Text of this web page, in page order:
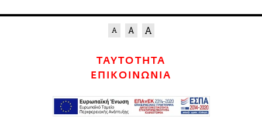
ΤΑΥΤΟΤΗΤΑ
ΕΠΙΚΟΙΝΩΝΙΑ